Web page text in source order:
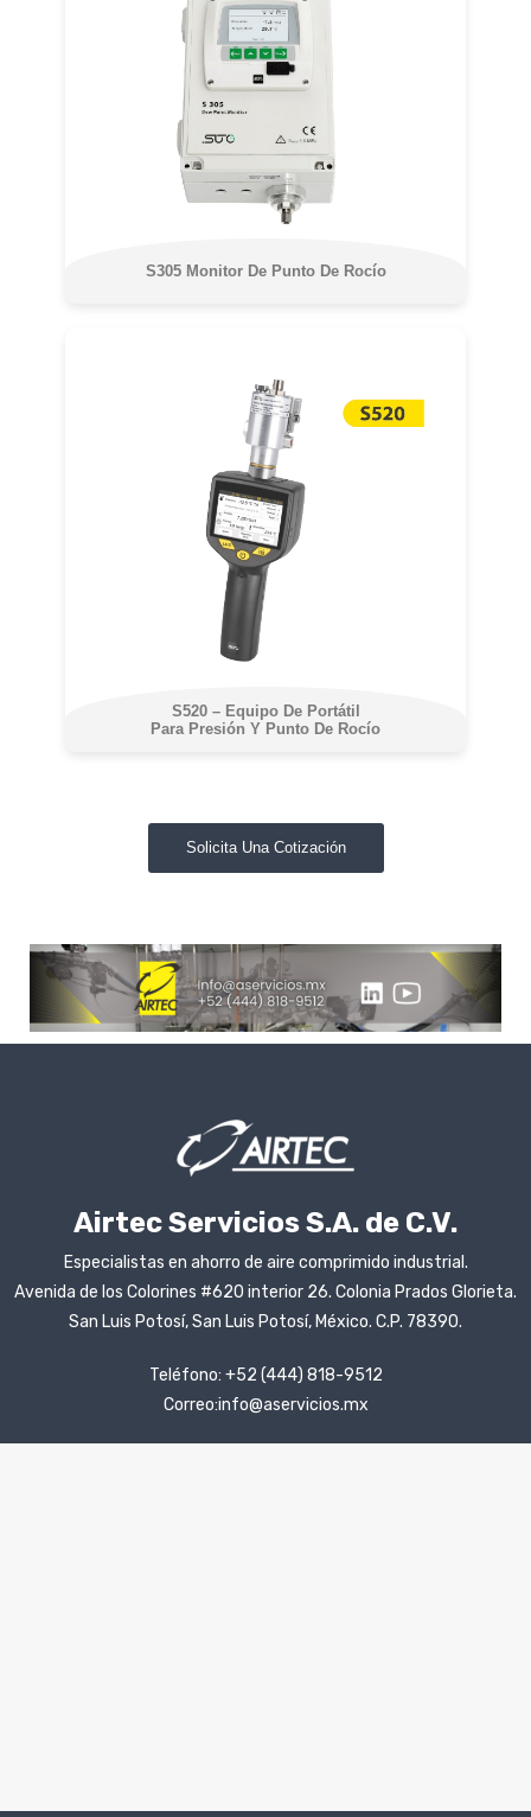
S305 Monitor De Punto De Rocío
S520 – Equipo De Portátil
Para Presión Y Punto De Rocío
Solicita Una Cotización
Airtec Servicios S.A. de C.V.
Especialistas en ahorro de aire comprimido industrial.
Avenida de los Colorines #620 interior 26. Colonia Prados Glorieta.
San Luis Potosí, San Luis Potosí, México. C.P. 78390.
Teléfono: +52 (444) 818-9512
Correo:info@aservicios.mx